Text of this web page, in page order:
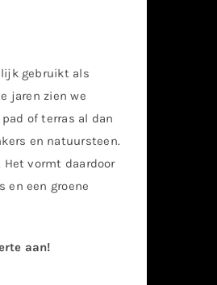
gebruikt als
jaren zien we
of terras al dan
en natuursteen.
vormt daardoor
en een groene
aan!